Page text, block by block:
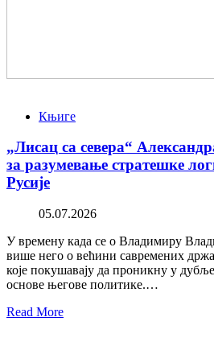
Књиге
„Лисац са севера“
за разумевање стратешке
Русије
05.07.2026
У времену када се о Владимиру
више него о већини савремених
које покушавају да проникну у
основе његове политике.…
Read More